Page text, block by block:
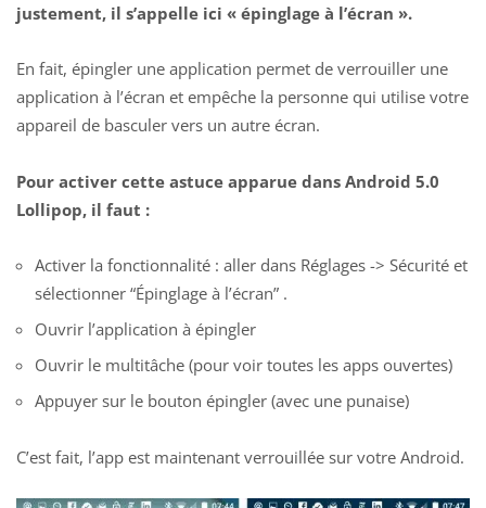
justement, il s’appelle ici « épinglage à l’écran ».
En fait, épingler une application permet de verrouiller une
application à l’écran et empêche la personne qui utilise votre
appareil de basculer vers un autre écran.
Pour activer cette astuce apparue dans Android 5.0
Lollipop, il faut :
Activer la fonctionnalité : aller dans Réglages -> Sécurité et
sélectionner “Épinglage à l’écran” .
Ouvrir l’application à épingler
Ouvrir le multitâche (pour voir toutes les apps ouvertes)
Appuyer sur le bouton épingler (avec une punaise)
C’est fait, l’app est maintenant verrouillée sur votre Android.